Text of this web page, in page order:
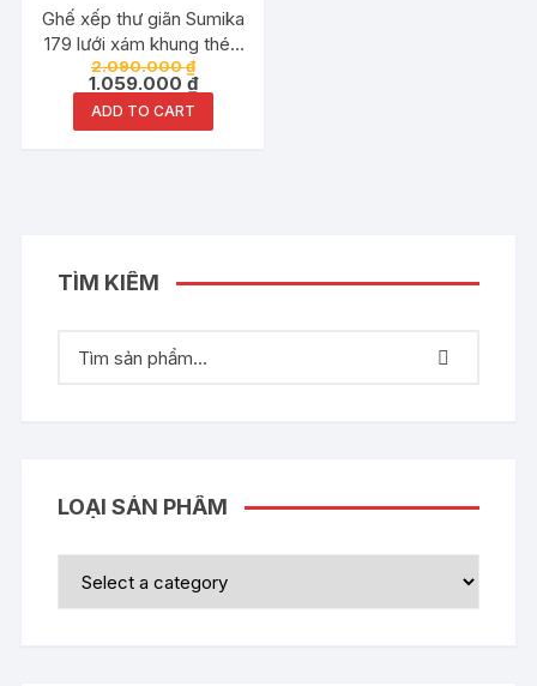
Ghế xếp thư giãn Sumika
179 lưới xám khung thép
vuông sơn trắng
2.090.000₫
1.059.000 ₫
ADD TO CART
TÌM KIẾM
LOẠI SẢN PHẨM